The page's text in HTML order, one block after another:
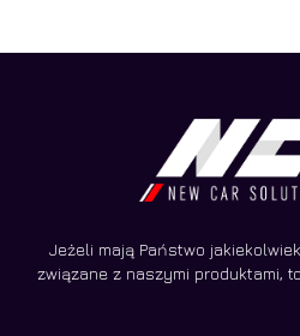
Jeżeli mają Państwo
związane z naszymi produktami,